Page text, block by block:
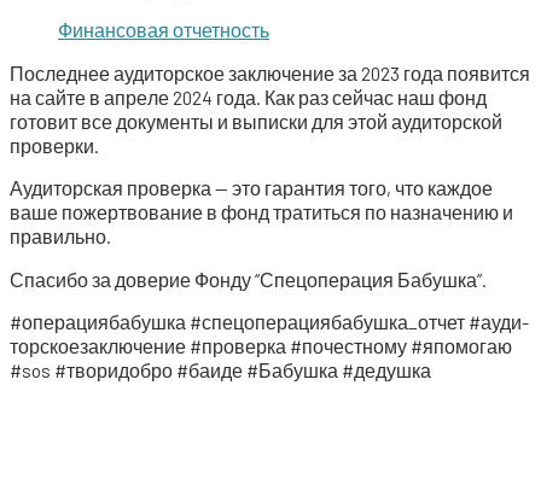
Финан­со­вая отчетность
Послед­нее ауди­тор­ское заклю­че­ние за 2023 года появит­ся
на сай­те в апре­ле 2024 года. Как раз сей­час наш фонд
гото­вит все доку­мен­ты и выпис­ки для этой ауди­тор­ской
проверки.
Ауди­тор­ская про­вер­ка — это гаран­тия того, что каж­дое
ваше пожерт­во­ва­ние в фонд тра­тить­ся по назна­че­нию и
правильно.
Спа­си­бо за дове­рие Фон­ду “Спе­цо­пе­ра­ция Бабушка”.
#опе­ра­ци­я­ба­буш­ка #спецоперациябабушка_отчет #ауди­
тор­ско­е­за­клю­че­ние #про­вер­ка #почест­но­му #япо­мо­гаю
#sos #тво­ри­доб­ро #баи­де #Бабуш­ка #дедуш­ка